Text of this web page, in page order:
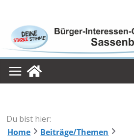
content
Du bist hier:
Home
Beiträge/Themen